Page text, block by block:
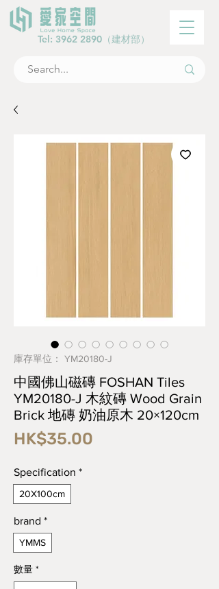
Tel: 3962 2890 （建材部）
庫存單位： YM20180-J
中國佛山磁磚 FOSHAN Tiles
YM20180-J 木紋磚 Wood Grain
Brick 地磚 奶油原木 20×120cm
HK$35.00
Specification *
20X100cm
brand *
YMMS
數量 *